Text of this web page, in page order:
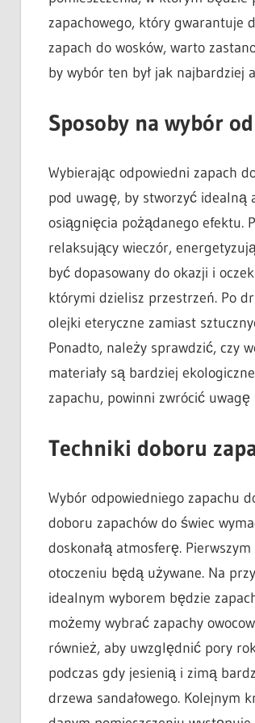
zapachowego, który gwarantuje
zapach do wosków, warto
by wybór ten był jak najbardziej
Sposoby na wybór
Wybierając odpowiedni zapach
pod uwagę, by stworzyć idealną
osiągnięcia pożądanego efektu.
relaksujący wieczór,
być dopasowany do okazji i
którymi dzielisz przestrzeń. Po
olejki eteryczne zamiast
Ponadto, należy sprawdzić, czy
materiały są bardziej
zapachu, powinni zwrócić
Techniki doboru
Wybór odpowiedniego zapachu
doboru zapachów do świec
doskonałą atmosferę.
otoczeniu będą używane. Na
idealnym wyborem będzie
możemy wybrać zapachy
również, aby uwzględnić pory
podczas gdy jesienią i zimą
drzewa sandałowego.